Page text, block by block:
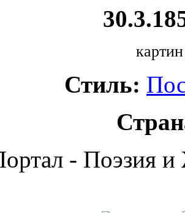
Стиль:
- Поэзия